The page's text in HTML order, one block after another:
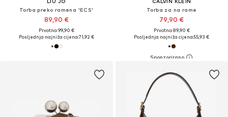
Torba preko ramena 'ECS'
89,90 €
Prvotno: 99,90 €
Posljednja najniža cijena:71,92 €
Torba za na rame
79,90 €
Prvotno: 89,90 €
Posljednja najniža cijena:55,93 €